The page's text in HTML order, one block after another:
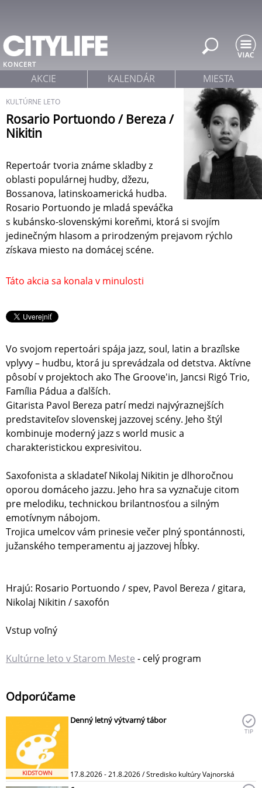
KONCERT
KULTÚRNE LETO
Rosario Portuondo / Bereza /
Nikitin
Repertoár tvoria známe skladby z
oblasti populárnej hudby, džezu,
Bossanova, latinskoamerická hudba.
Rosario Portuondo je mladá speváčka
s kubánsko-slovenskými koreňmi, ktorá si svojím
jedinečným hlasom a prirodzeným prejavom rýchlo
získava miesto na domácej scéne.
Táto akcia sa konala v minulosti
Vo svojom repertoári spája jazz, soul, latin a brazílske
vplyvy – hudbu, ktorá ju sprevádzala od detstva. Aktívne
pôsobí v projektoch ako The Groove'in, Jancsi Rigó Trio,
Família Pádua a ďalších.
Gitarista Pavol Bereza patrí medzi najvýraznejších
predstaviteľov slovenskej jazzovej scény. Jeho štýl
kombinuje moderný jazz s world music a
charakteristickou expresivitou.
Saxofonista a skladateľ Nikolaj Nikitin je dlhoročnou
oporou domáceho jazzu. Jeho hra sa vyznačuje citom
pre melodiku, technickou brilantnosťou a silným
emotívnym nábojom.
Trojica umelcov vám prinesie večer plný spontánnosti,
južanského temperamentu aj jazzovej hĺbky.
Hrajú: Rosario Portuondo / spev, Pavol Bereza / gitara,
Nikolaj Nikitin / saxofón
Vstup voľný
Kultúrne leto v Starom Meste - celý program
Odporúčame
KIDSTOWN
Denný letný výtvarný tábor
17.8.2026 - 21.8.2026 / Stredisko kultúry Vajnorská
TIP
AKCIE KALENDÁR MIESTA